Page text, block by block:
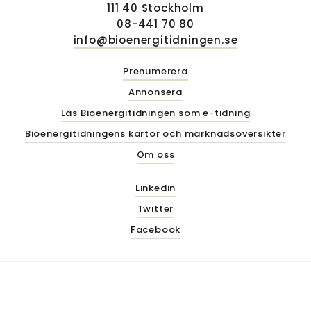
111 40 Stockholm
08-441 70 80
info@bioenergitidningen.se
Prenumerera
Annonsera
Läs Bioenergitidningen som e-tidning
Bioenergitidningens kartor och marknadsöversikter
Om oss
Linkedin
Twitter
Facebook